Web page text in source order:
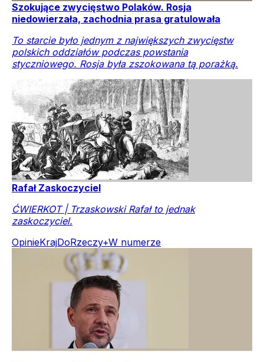
Szokujące zwycięstwo Polaków. Rosja
niedowierzała, zachodnia prasa gratulowała
To starcie było jednym z największych zwycięstw
polskich oddziałów podczas powstania
styczniowego. Rosja była zszokowana tą porażką.
Rafał Zaskoczyciel
ĆWIERKOT | Trzaskowski Rafał to jednak
zaskoczyciel.
OpinieKrajDoRzeczy+W numerze